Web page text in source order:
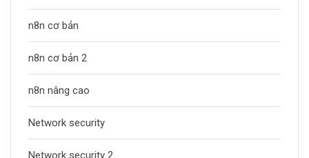
n8n cơ bản
n8n cơ bản 2
n8n nâng cao
Network security
Network security 2